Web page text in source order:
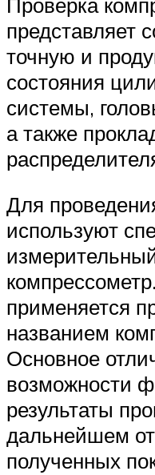
Меню
представляет
точную и
состояния
системы,
а также
Для
используют
применяется
названием
Основное
возможности
результаты
дальнейшем
полученных